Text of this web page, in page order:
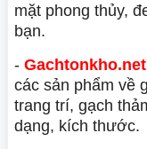
mặt phong thủy,
bạn.
- Gachtonkho.net
các sản phẩm về
trang trí, gạch
dạng, kích thước.